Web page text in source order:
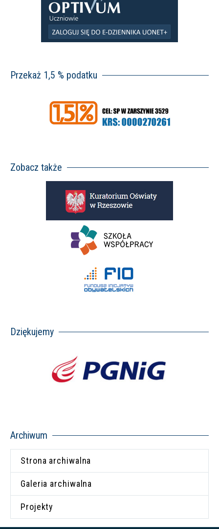
Przekaż 1,5 % podatku
Zobacz także
Dziękujemy
Archiwum
Strona archiwalna
Galeria archiwalna
Projekty